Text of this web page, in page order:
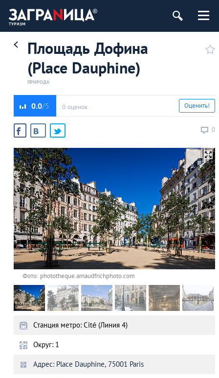
Площадь Дофина
(Place Dauphine)
ПРИРОДА
0.0 0 оценок
0
Оценить!
Фото: phototheque.arnaudfrichphoto.com
Станция метро: Cité (Линия 4)
Округ: 1
Адрес: Place Dauphine, 75001 Paris